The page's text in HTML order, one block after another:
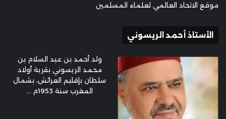
موقع الاتحاد العالمي لعلماء المسلمين
الأستاذ أحمد الريسوني
ولد أحمد بن عبد السلام بن
محمد الريسوني بقرية أولاد
سلطان بإقليم العرائش، بشمال
المغرب سنة 1953م ...